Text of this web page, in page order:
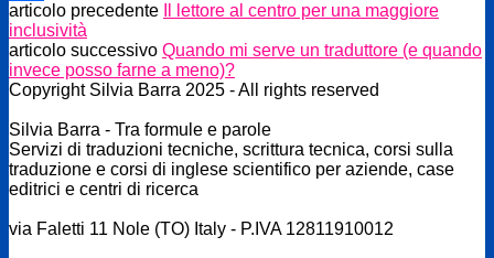
Condividi
articolo precedente
Il lettore al centro per una maggiore
inclusività
articolo successivo Quando mi serve un traduttore (e quando
invece posso farne a meno)?
Copyright Silvia Barra 2025 - All rights reserved
Silvia Barra - Tra formule e parole
Servizi di traduzioni tecniche, scrittura tecnica, corsi sulla
traduzione e corsi di inglese scientifico per aziende, case
editrici e centri di ricerca
via Faletti 11 Nole (TO) Italy - P.IVA 12811910012